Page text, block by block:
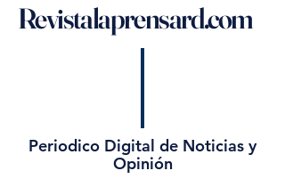
Revistalaprensard.com
Periodico Digital de Noticias y
Opinión